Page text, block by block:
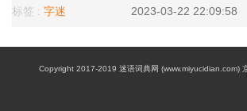
标签 : 字迷 2023-03-22 22:09:58
Copyright 2017-2019 迷语词典网 (www.miyucidian.com)